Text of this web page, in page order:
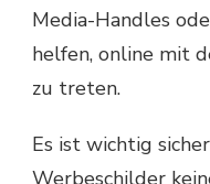
Media-Handles
helfen, online mit
zu treten.
Es ist wichtig
Werbeschilder